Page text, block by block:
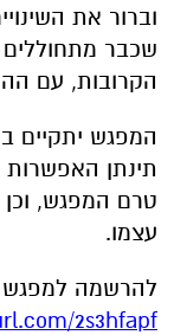
וברור את
שכבר מתחוללים
הקרובות, עם
המפגש יתקיים
תינתן
טרם המפגש,
עצמו.
להרשמה למפגש
2s3hfapf